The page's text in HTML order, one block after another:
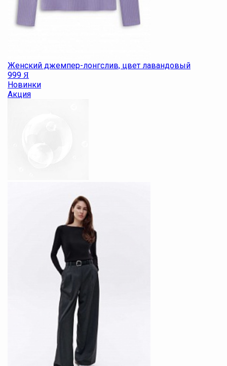
Женский джемпер-лонгслив, цвет лавандовый
999 Я
Новинки
Акция